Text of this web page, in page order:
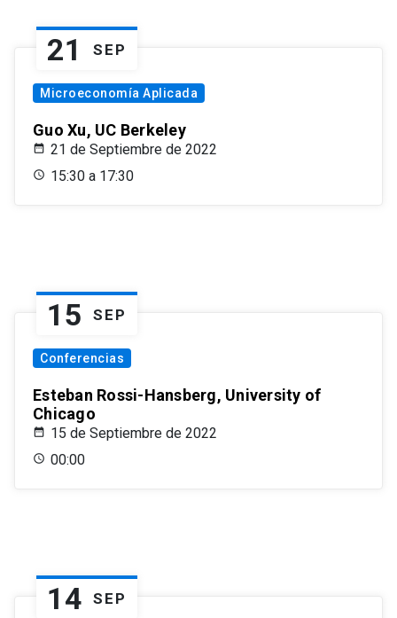
21 SEP
Microeconomía Aplicada
Guo Xu, UC Berkeley
21 de Septiembre de 2022
15:30 a 17:30
15 SEP
Conferencias
Esteban Rossi-Hansberg, University of
Chicago
15 de Septiembre de 2022
00:00
14 SEP